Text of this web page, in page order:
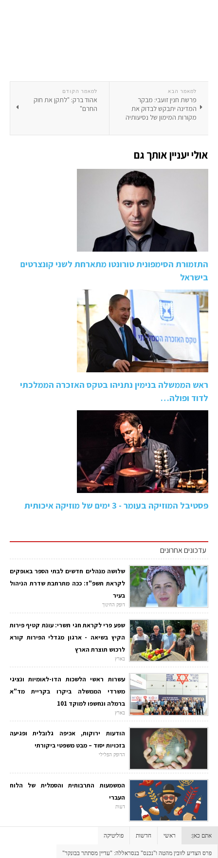
למאמר הקודם
אהוד ברק: "לתקן את חוק
החרם"
למאמר הבא
פרשת חנין זועבי: מבקר
המדינה יתבקש לבדוק את
מקורות המימון של נסיעותיה
אולי יעניין אותך גם
התזמורת הסימפונית טורונטו מתארחת לשני קונצרטים
בישראל
ראש הממשלה בנימין נתניהו בטקס האזכרה הממלכתי
לדוד ופולה…
פסטיבל המוזיקה בעומר - 3 ימים של מוזיקה איכותית
עדכונים אחרונים
שלושה מנהלים חדשים לבתי הספר באופקים
לקראת תשפ"ז: ככה מתרחבת שדרת הניהול
בעיר
דופק החינוך
שפע פרי לקראת חגי תשרי: עונת קטיף פירות
הקיץ בשיאה - ארגון מגדלי הפירות קורא
לרכוש תוצרת הארץ
בארץ
עשרות ראשי הלשכות הדו-לאומיות ונציגי
משרדי הממשלה ביקרו בקריית מד"א
ברמלה ונחשפו למוקד 101
בארץ
הודעות ירוקות, אכיפה גלובלית ופגיעה
בזכויות יסוד – מבט משפטי ביקורתי
הדופק הפלילי
המשמעות התרבותית והסמלית של הלוח
העברי
דעות
אתם כאן: ראשי חדשות פוליטיקה
פרס הצדיע לזובין מהטה ו"נכנס" בנסראללה: "עדיין מסתתר בבונקר"